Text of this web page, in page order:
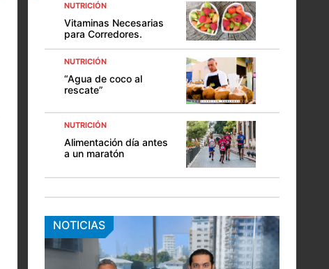
NUTRICIÓN
Vitaminas Necesarias
para Corredores.
NUTRICIÓN
“Agua de coco al
rescate”
NUTRICIÓN
Alimentación día antes
a un maratón
NOTICIAS